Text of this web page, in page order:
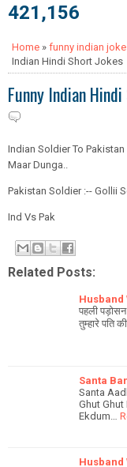
421,156
Home » funny indian
Indian Hindi Short Jokes
Funny Indian
Indian Soldier To
Maar Dunga..
Pakistan Soldier :-- Gollii
Ind Vs Pak
Related Posts:
Husband
पहली
तुम्हारे पति
Santa
Santa
Ghut Ghut
Ekdum…
Husband